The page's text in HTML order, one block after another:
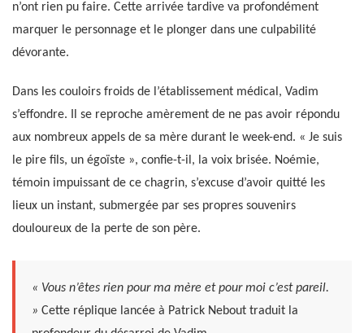
n’ont rien pu faire. Cette arrivée tardive va profondément
marquer le personnage et le plonger dans une culpabilité
dévorante.
Dans les couloirs froids de l’établissement médical, Vadim
s’effondre. Il se reproche amèrement de ne pas avoir répondu
aux nombreux appels de sa mère durant le week-end. « Je suis
le pire fils, un égoïste », confie-t-il, la voix brisée. Noémie,
témoin impuissant de ce chagrin, s’excuse d’avoir quitté les
lieux un instant, submergée par ses propres souvenirs
douloureux de la perte de son père.
« Vous n’êtes rien pour ma mère et pour moi c’est pareil.
» Cette réplique lancée à Patrick Nebout traduit la